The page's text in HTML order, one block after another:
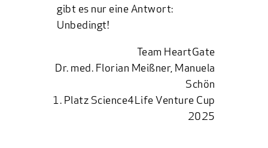
gibt es nur eine Antwort:
Unbedingt!
Team HeartGate
Dr. med. Florian Meißner, Manuela
Schön
1. Platz Science4Life Venture Cup
2025